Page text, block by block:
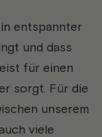
entspannter
und dass
für einen
sorgt. Für die
unserem
viele